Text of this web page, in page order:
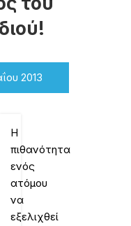
2013
Η
πιθανότητα
ενός
ατόμου
να
εξελιχθεί